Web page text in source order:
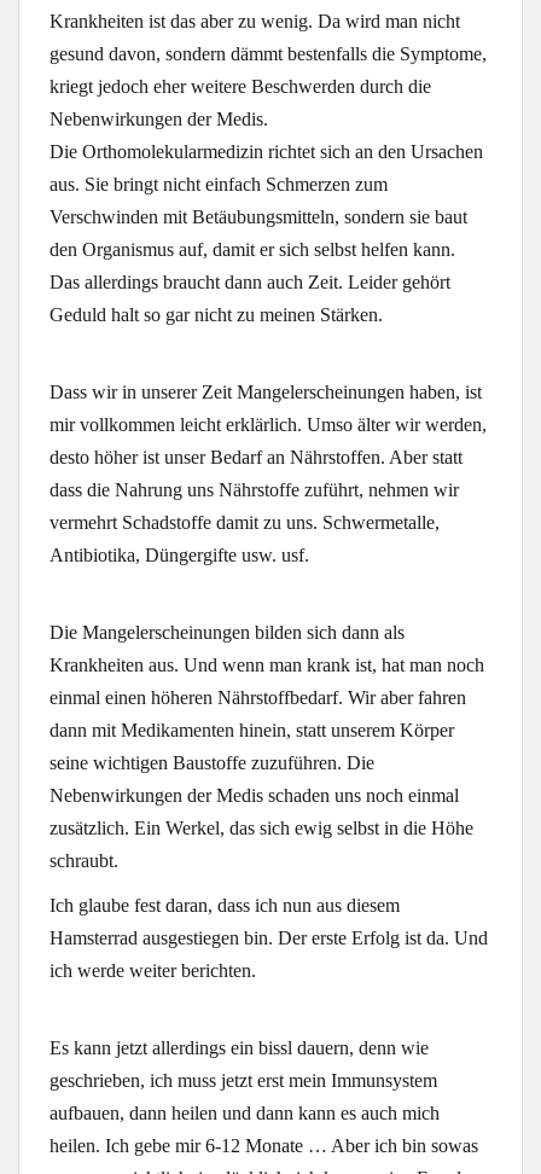
Krankheiten ist das aber zu wenig. Da wird man nicht
gesund davon, sondern dämmt bestenfalls die Symptome,
kriegt jedoch eher weitere Beschwerden durch die
Nebenwirkungen der Medis.
Die Orthomolekularmedizin richtet sich an den Ursachen
aus. Sie bringt nicht einfach Schmerzen zum
Verschwinden mit Betäubungsmitteln, sondern sie baut
den Organismus auf, damit er sich selbst helfen kann.
Das allerdings braucht dann auch Zeit. Leider gehört
Geduld halt so gar nicht zu meinen Stärken.
Dass wir in unserer Zeit Mangelerscheinungen haben, ist
mir vollkommen leicht erklärlich. Umso älter wir werden,
desto höher ist unser Bedarf an Nährstoffen. Aber statt
dass die Nahrung uns Nährstoffe zuführt, nehmen wir
vermehrt Schadstoffe damit zu uns. Schwermetalle,
Antibiotika, Düngergifte usw. usf.
Die Mangelerscheinungen bilden sich dann als
Krankheiten aus. Und wenn man krank ist, hat man noch
einmal einen höheren Nährstoffbedarf. Wir aber fahren
dann mit Medikamenten hinein, statt unserem Körper
seine wichtigen Baustoffe zuzuführen. Die
Nebenwirkungen der Medis schaden uns noch einmal
zusätzlich. Ein Werkel, das sich ewig selbst in die Höhe
schraubt.
Ich glaube fest daran, dass ich nun aus diesem
Hamsterrad ausgestiegen bin. Der erste Erfolg ist da. Und
ich werde weiter berichten.
Es kann jetzt allerdings ein bissl dauern, denn wie
geschrieben, ich muss jetzt erst mein Immunsystem
aufbauen, dann heilen und dann kann es auch mich
heilen. Ich gebe mir 6-12 Monate … Aber ich bin sowas